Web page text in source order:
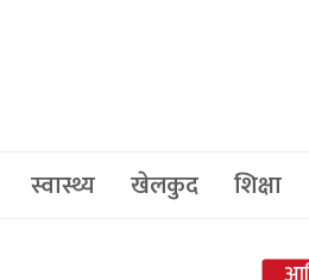
स्वास्थ्य खेलकुद शिक्षा